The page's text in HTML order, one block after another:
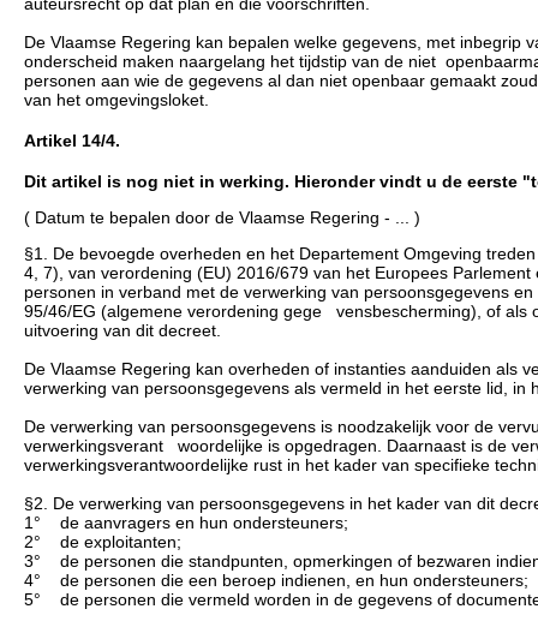
auteursrecht op dat plan en die voorschriften.
De Vlaamse Regering kan bepalen welke gegevens, met
onderscheid maken naargelang het tijdstip van de niet
personen aan wie de gegevens al dan niet openbaar gemaakt
van het omgevingsloket.
Artikel 14/4.
Dit artikel is nog niet in werking. Hieronder vindt u de eerste
( Datum te bepalen door de Vlaamse Regering - ... )
§1. De bevoegde overheden en het Departement Omgeving
4, 7), van verordening (EU) 2016/679 van het Europees
personen in verband met de verwerking van persoonsgegevens
95/46/EG (algemene verordening gege vensbescherming), of als
uitvoering van dit decreet.
De Vlaamse Regering kan overheden of instanties aanduiden als
verwerking van persoonsgegevens als vermeld in het eerste lid, in
De verwerking van persoonsgegevens is noodzakelijk voor de
verwerkingsverant woordelijke is opgedragen. Daarnaast is de
verwerkingsverantwoordelijke rust in het kader van specifieke
§2. De verwerking van persoonsgegevens in het kader van dit
1° de aanvragers en hun ondersteuners;
2° de exploitanten;
3° de personen die standpunten, opmerkingen of bezwaren
4° de personen die een beroep indienen, en hun ondersteuners;
5° de personen die vermeld worden in de gegevens of